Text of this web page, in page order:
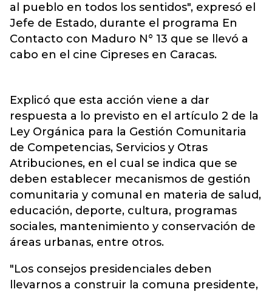
al pueblo en todos los sentidos", expresó el
Jefe de Estado, durante el programa En
Contacto con Maduro N° 13 que se llevó a
cabo en el cine Cipreses en Caracas.
Explicó que esta acción viene a dar
respuesta a lo previsto en el artículo 2 de la
Ley Orgánica para la Gestión Comunitaria
de Competencias, Servicios y Otras
Atribuciones, en el cual se indica que se
deben establecer mecanismos de gestión
comunitaria y comunal en materia de salud,
educación, deporte, cultura, programas
sociales, mantenimiento y conservación de
áreas urbanas, entre otros.
"Los consejos presidenciales deben
llevarnos a construir la comuna presidente,